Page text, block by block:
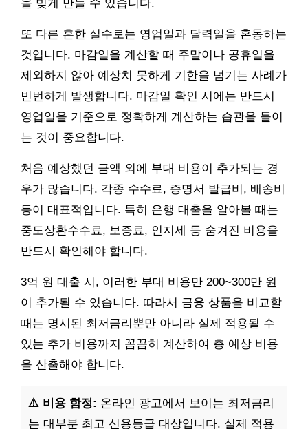
을 빚게 만들 수 있습니다.
또 다른 흔한 실수로는 영업일과 달력일을 혼동하는
것입니다. 마감일을 계산할 때 주말이나 공휴일을
제외하지 않아 예상치 못하게 기한을 넘기는 사례가
빈번하게 발생합니다. 마감일 확인 시에는 반드시
영업일을 기준으로 정확하게 계산하는 습관을 들이
는 것이 중요합니다.
처음 예상했던 금액 외에 부대 비용이 추가되는 경
우가 많습니다. 각종 수수료, 증명서 발급비, 배송비
등이 대표적입니다. 특히 은행 대출을 알아볼 때는
중도상환수수료, 보증료, 인지세 등 숨겨진 비용을
반드시 확인해야 합니다.
3억 원 대출 시, 이러한 부대 비용만 200~300만 원
이 추가될 수 있습니다. 따라서 금융 상품을 비교할
때는 명시된 최저금리뿐만 아니라 실제 적용될 수
있는 추가 비용까지 꼼꼼히 계산하여 총 예상 비용
을 산출해야 합니다.
⚠️ 비용 함정: 온라인 광고에서 보이는 최저금리
는 대부분 최고 신용등급 대상입니다. 실제 적용